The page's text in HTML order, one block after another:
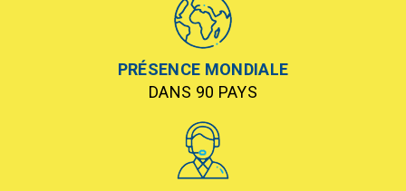
PRÉSENCE MONDIALE
DANS 90 PAYS